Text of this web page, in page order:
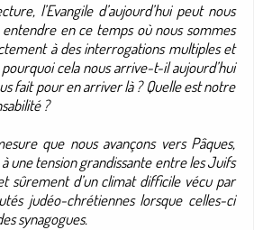
l’Evangile d’aujourd’hui peut nous
en ce temps où nous sommes
à des interrogations multiples et
cela nous arrive-t-il aujourd’hui
fait pour en arriver là ? Quelle est notre
?
que nous avançons vers Pâques,
à une tension grandissante entre les Juifs
sûrement d’un climat difficile vécu par
judéo-chrétiennes lorsque celles-ci
synagogues.